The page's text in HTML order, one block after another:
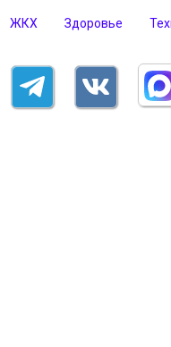
ЖКХ Здоровье